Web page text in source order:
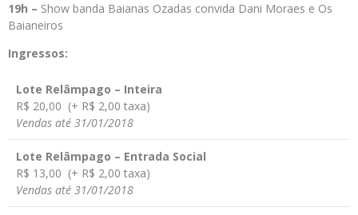
19h – Show banda Baianas Ozadas convida Dani Moraes e Os
Baianeiros
Ingressos:
Lote Relâmpago – Inteira
R$ 20,00 (+ R$ 2,00 taxa)
Vendas até 31/01/2018
Lote Relâmpago – Entrada Social
R$ 13,00 (+ R$ 2,00 taxa)
Vendas até 31/01/2018